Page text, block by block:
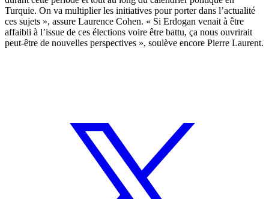
Turquie. On va multiplier les initiatives pour porter dans l’actualité
ces sujets », assure Laurence Cohen. « Si Erdogan venait à être
affaibli à l’issue de ces élections voire être battu, ça nous ouvrirait
peut-être de nouvelles perspectives », soulève encore Pierre Laurent.